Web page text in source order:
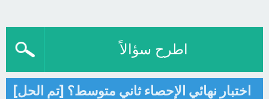
اطرح سؤالاً
اختبار نهائي الإحصاء ثاني متوسط؟ [تم الحل]